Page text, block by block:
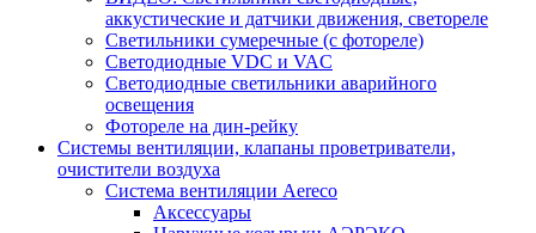
аккустические и датчики движения, светореле
Светильники сумеречные (с фотореле)
Светодиодные VDC и VAC
Светодиодные светильники аварийного
освещения
Фотореле на дин-рейку
Системы вентиляции, клапаны проветриватели,
очистители воздуха
Система вентиляции Aereco
Аксессуары